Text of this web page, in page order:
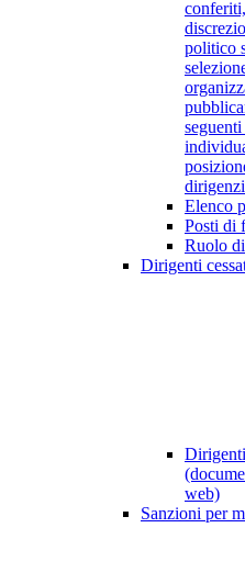
politico
Elenco
Posti di
Ruolo
Dirigenti
web)
Sanzioni per